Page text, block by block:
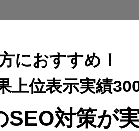
におすすめ！
上位表示実績
SEO対策が実